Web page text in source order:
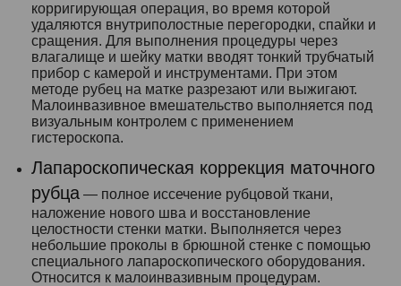
корригирующая операция, во время которой
удаляются внутриполостные перегородки, спайки и
сращения. Для выполнения процедуры через
влагалище и шейку матки вводят тонкий трубчатый
прибор с камерой и инструментами. При этом
методе рубец на матке разрезают или выжигают.
Малоинвазивное вмешательство выполняется под
визуальным контролем с применением
гистероскопа.
Лапароскопическая коррекция маточного
рубца— полное иссечение рубцовой ткани,
наложение нового шва и восстановление
целостности стенки матки. Выполняется через
небольшие проколы в брюшной стенке с помощью
специального лапароскопического оборудования.
Относится к малоинвазивным процедурам.